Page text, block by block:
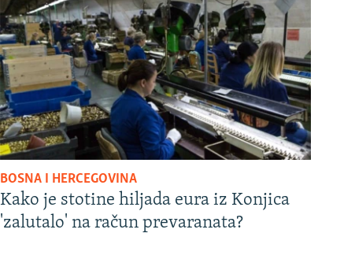
BOSNA I HERCEGOVINA
Kako je stotine hiljada eura iz Konjica
'zalutalo' na račun prevaranata?